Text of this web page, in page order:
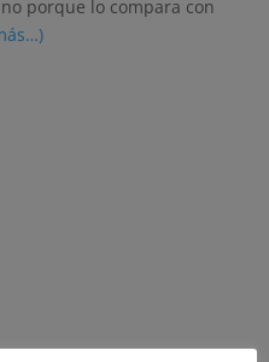
porque lo compara con